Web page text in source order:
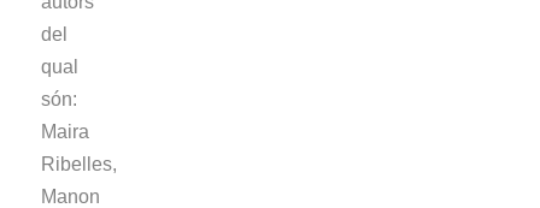
del
qual
són:
Maira
Ribelles,
Manon